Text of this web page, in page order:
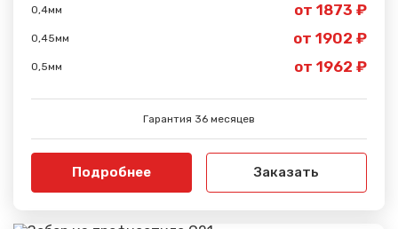
0,4мм от 1873 ₽
0,45мм от 1902 ₽
0,5мм от 1962 ₽
Гарантия 36 месяцев
Подробнее Заказать